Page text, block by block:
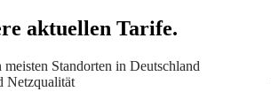
aktuellen Tarife.
Standorten in Deutschland
Netzqualität